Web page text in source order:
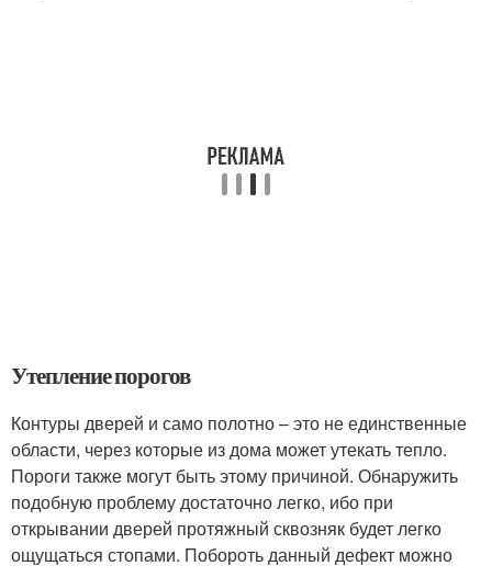
Утепление порогов
Контуры дверей и само полотно – это не единственные
области, через которые из дома может утекать тепло.
Пороги также могут быть этому причиной. Обнаружить
подобную проблему достаточно легко, ибо при
открывании дверей протяжный сквозняк будет легко
ощущаться стопами. Побороть данный дефект можно